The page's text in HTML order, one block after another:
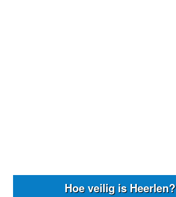
Hoe veilig is Heerlen?